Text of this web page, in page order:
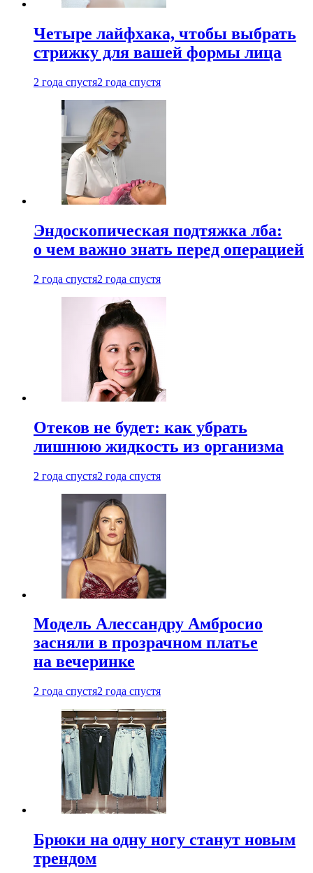
Четыре лайфхака, чтобы выбрать
стрижку для вашей формы лица
2 года спустя2 года спустя
Эндоскопическая подтяжка лба:
о чем важно знать перед операцией
2 года спустя2 года спустя
Отеков не будет: как убрать
лишнюю жидкость из организма
2 года спустя2 года спустя
Модель Алессандру Амбросио
засняли в прозрачном платье
на вечеринке
2 года спустя2 года спустя
Брюки на одну ногу станут новым
трендом